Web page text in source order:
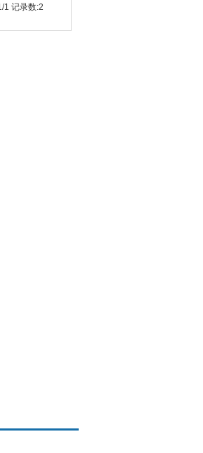
1 记录数:2